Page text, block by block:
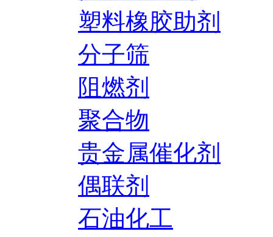
塑料橡胶助剂
分子筛
阻燃剂
聚合物
贵金属催化剂
偶联剂
石油化工